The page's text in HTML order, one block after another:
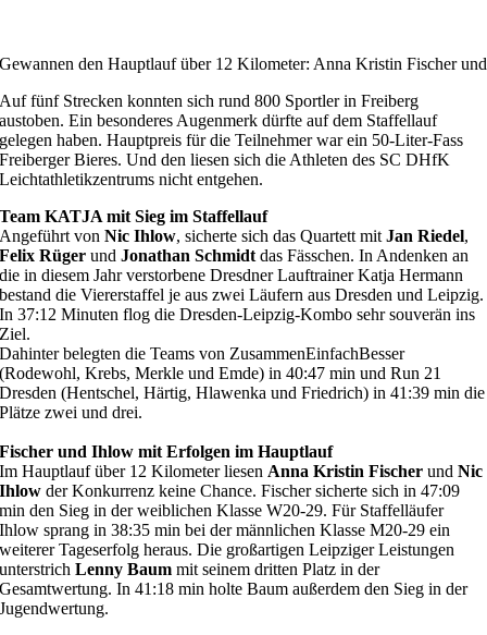
Gewannen den Hauptlauf über 12 Kilometer: Anna Kristin Fischer
Auf fünf Strecken konnten sich rund 800 Sportler in Freiberg
austoben. Ein besonderes Augenmerk dürfte auf dem Staffellauf
gelegen haben. Hauptpreis für die Teilnehmer war ein 50-Liter-Fass
Freiberger Bieres. Und den liesen sich die Athleten des SC DHfK
Leichtathletikzentrums nicht entgehen.
Team KATJA mit Sieg im Staffellauf
Angeführt vonNic Ihlow, sicherte sich das Quartett mitJan Riedel,
Felix RügerundJonathan Schmidt das Fässchen. In Andenken an
die in diesem Jahr verstorbene Dresdner Lauftrainer Katja Hermann
bestand die Viererstaffel je aus zwei Läufern aus Dresden und Leipzig.
In 37:12 Minuten flog die Dresden-Leipzig-Kombo sehr souverän ins
Ziel.
Dahinter belegten die Teams von ZusammenEinfachBesser
(Rodewohl, Krebs, Merkle und Emde) in 40:47 min und Run 21
Dresden (Hentschel, Härtig, Hlawenka und Friedrich) in 41:39 min die
Plätze zwei und drei.
Fischer und Ihlow mit Erfolgen im Hauptlauf
Im Hauptlauf über 12 Kilometer liesen Anna Kristin Fischer undNic
Ihlow der Konkurrenz keine Chance. Fischer sicherte sich in 47:09
min den Sieg in der weiblichen Klasse W20-29. Für Staffelläufer
Ihlow sprang in 38:35 min bei der männlichen Klasse M20-29 ein
weiterer Tageserfolg heraus. Die großartigen Leipziger Leistungen
unterstrichLenny Baum mit seinem dritten Platz in der
Gesamtwertung. In 41:18 min holte Baum außerdem den Sieg in der
Jugendwertung.